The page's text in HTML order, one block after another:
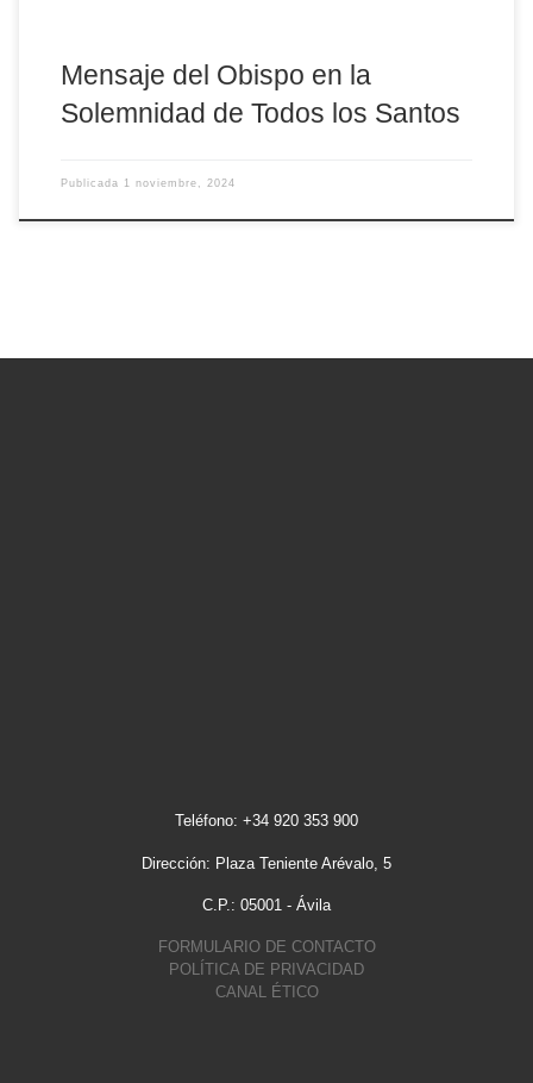
Mensaje del Obispo en la
Solemnidad de Todos los Santos
Publicada 1 noviembre, 2024
Teléfono: +34 920 353 900
Dirección: Plaza Teniente Arévalo, 5
C.P.: 05001 - Ávila
FORMULARIO DE CONTACTO
POLÍTICA DE PRIVACIDAD
CANAL ÉTICO